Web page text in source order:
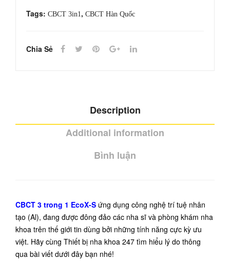
Tags: CBCT 3in1, CBCT Hàn Quốc
Chia Sẻ
Description
Additional information
Bình luận
CBCT 3 trong 1 EcoX-S ứng dụng công nghệ trí tuệ nhân
tạo (Al), đang được đông đảo các nha sĩ và phòng khám nha
khoa trên thế giới tin dùng bởi những tính năng cực kỳ ưu
việt. Hãy cùng Thiết bị nha khoa 247 tìm hiểu lý do thông
qua bài viết dưới đây bạn nhé!